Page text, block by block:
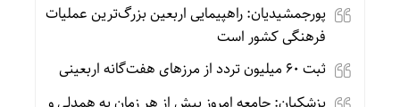
پورجمشیدیان: راهپیمایی اربعین بزرگ‌ترین عملیات
فرهنگی کشور است
ثبت ۶۰ میلیون تردد از مرزهای هفت‌گانه اربعینی